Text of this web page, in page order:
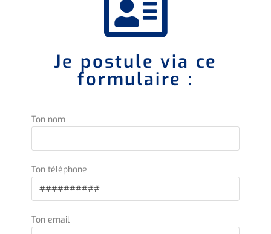
Je postule via ce
formulaire :
Ton nom
Ton téléphone
Ton email